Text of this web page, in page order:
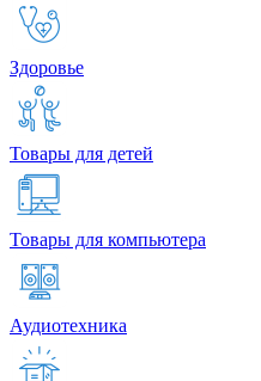
Здоровье
Товары для детей
Товары для компьютера
Аудиотехника